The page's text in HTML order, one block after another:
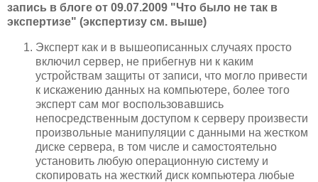
запись в блоге от 09.07.2009 "Что было не так в
экспертизе" (экспертизу см. выше)
Эксперт как и в вышеописанных случаях просто
включил сервер, не прибегнув ни к каким
устройствам защиты от записи, что могло привести
к искажению данных на компьютере, более того
эксперт сам мог воспользовавшись
непосредственным доступом к серверу произвести
произвольные манипуляции с данными на жестком
диске сервера, в том числе и самостоятельно
установить любую операционную систему и
скопировать на жесткий диск компьютера любые